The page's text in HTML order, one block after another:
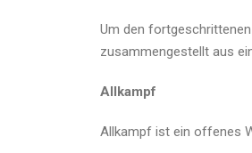
Um den
zusammengestellt aus
Allkampf
Allkampf ist ein offenes